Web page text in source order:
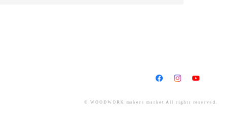
© WOODWORK makers market All rights reserved.